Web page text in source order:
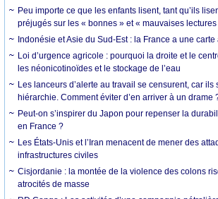
Peu importe ce que les enfants lisent, tant qu’ils
préjugés sur les « bonnes » et « mauvaises lectures
Indonésie et Asie du Sud-Est : la France a une carte
Loi d’urgence agricole : pourquoi la droite et le
les néonicotinoïdes et le stockage de l’eau
Les lanceurs d’alerte au travail se censurent, car
hiérarchie. Comment éviter d’en arriver à un drame
Peut-on s’inspirer du Japon pour repenser la
en France ?
Les États-Unis et l’Iran menacent de mener des
infrastructures civiles
Cisjordanie : la montée de la violence des colons
atrocités de masse